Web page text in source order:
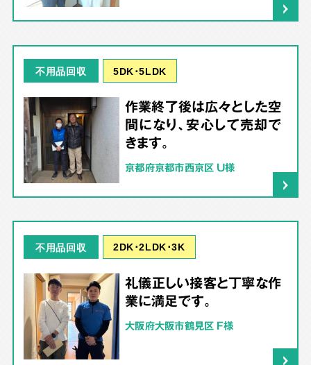
不用品回収 5DK･5LDK
作業終了後は広々とした空
間になり、安心して売却で
きます。
京都府京都市西京区 U様
不用品回収 2DK･2LDK･3K
礼儀正しい接客と丁寧な作
業に満足です。
大阪府大阪市鶴見区 F様